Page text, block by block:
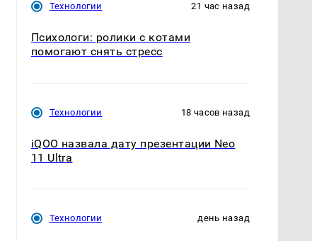
Технологии 21 час назад
Психологи: ролики с котами
помогают снять стресс
Технологии 18 часов назад
iQOO назвала дату презентации Neo
11 Ultra
Технологии день назад